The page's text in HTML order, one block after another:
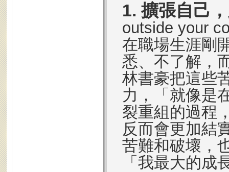
1. 擴張自己
outside your
在職場生涯剛
悉、不了解，
林書豪把這些
力，「就像是
裂重組的過程
反而會更加結
苦難和破壞，
「我最大的成